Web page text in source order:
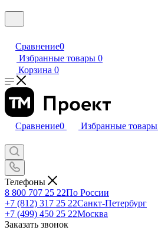
Сравнение0
Избранные товары 0
Корзина 0
Сравнение0 Избранные товары
Телефоны
8 800 707 25 22По России
+7 (812) 317 25 22Санкт-Петербург
+7 (499) 450 25 22Москва
Заказать звонок